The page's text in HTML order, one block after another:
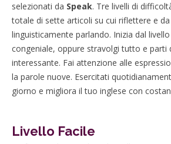
selezionati da Speak. Tre livelli di
totale di sette articoli su cui riflettere e
linguisticamente parlando. Inizia dal
congeniale, oppure stravolgi tutto e parti
interessante. Fai attenzione alle
la parole nuove. Esercitati
giorno e migliora il tuo inglese con
Livello Facile